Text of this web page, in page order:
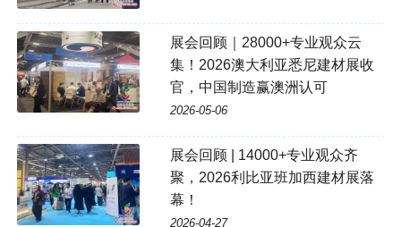
展会回顾｜28000+专业观众云
集！2026澳大利亚悉尼建材展收
官，中国制造赢澳洲认可
2026-05-06
展会回顾 | 14000+专业观众齐
聚，2026利比亚班加西建材展落
幕！
2026-04-27